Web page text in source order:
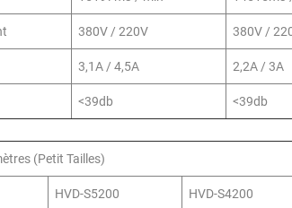
380V / 220V 380V /
3,1A / 4,5A 2,2A / 3A
<39db <39db
(Petit Tailles)
HVD-S5200 HVD-S4200